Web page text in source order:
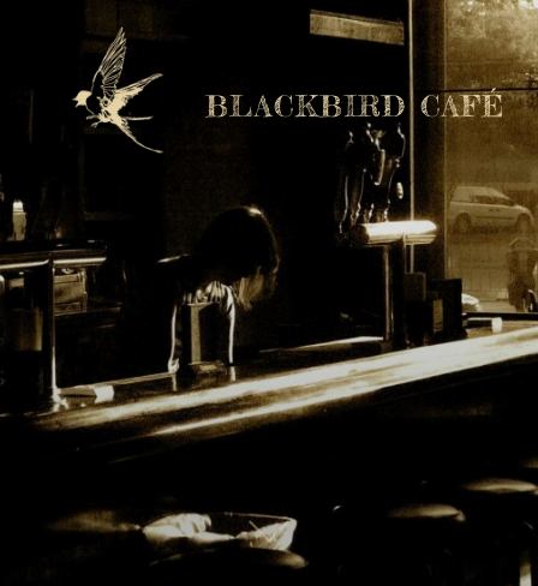
BLACKBIRD CAFÉ